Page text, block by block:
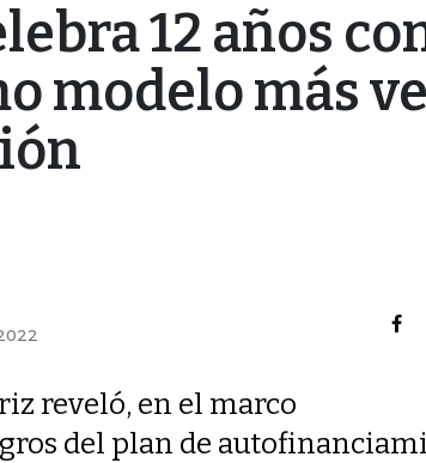
12 años
modelo más
reveló, en el marco
del plan de